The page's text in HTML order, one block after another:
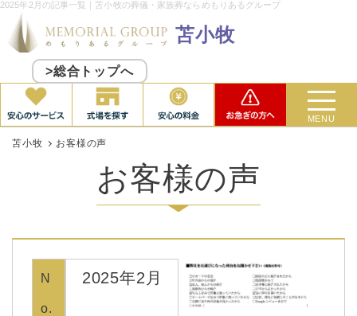
2025年2月の記事一覧｜苫小牧の葬儀・家族葬ならめもりあるグループ
苫小牧
>総合トップへ
MENU
苫小牧 お客様の声
お客様の声
N
o.
2025年2月